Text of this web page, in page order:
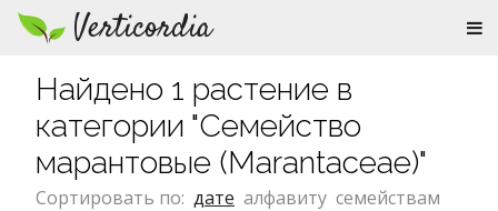
Verticordia
Найдено 1 растение в
категории "Семейство
марантовые (Marantaceae)"
Сортировать по: дате алфавиту семействам